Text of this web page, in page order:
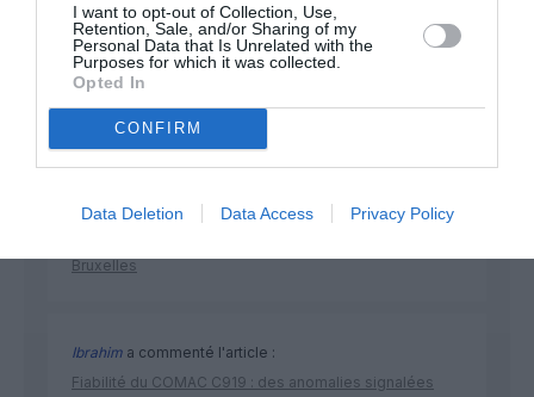
I want to opt-out of Collection, Use,
Retention, Sale, and/or Sharing of my
Personal Data that Is Unrelated with the
Purposes for which it was collected.
Opted In
CONFIRM
Data Deletion Data Access Privacy Policy
DERNIERS COMMENTAIRES
Vincent a commenté l'article :
Bruxelles
Ibrahim a commenté l'article :
Fiabilité du COMAC C919 : des anomalies signalées